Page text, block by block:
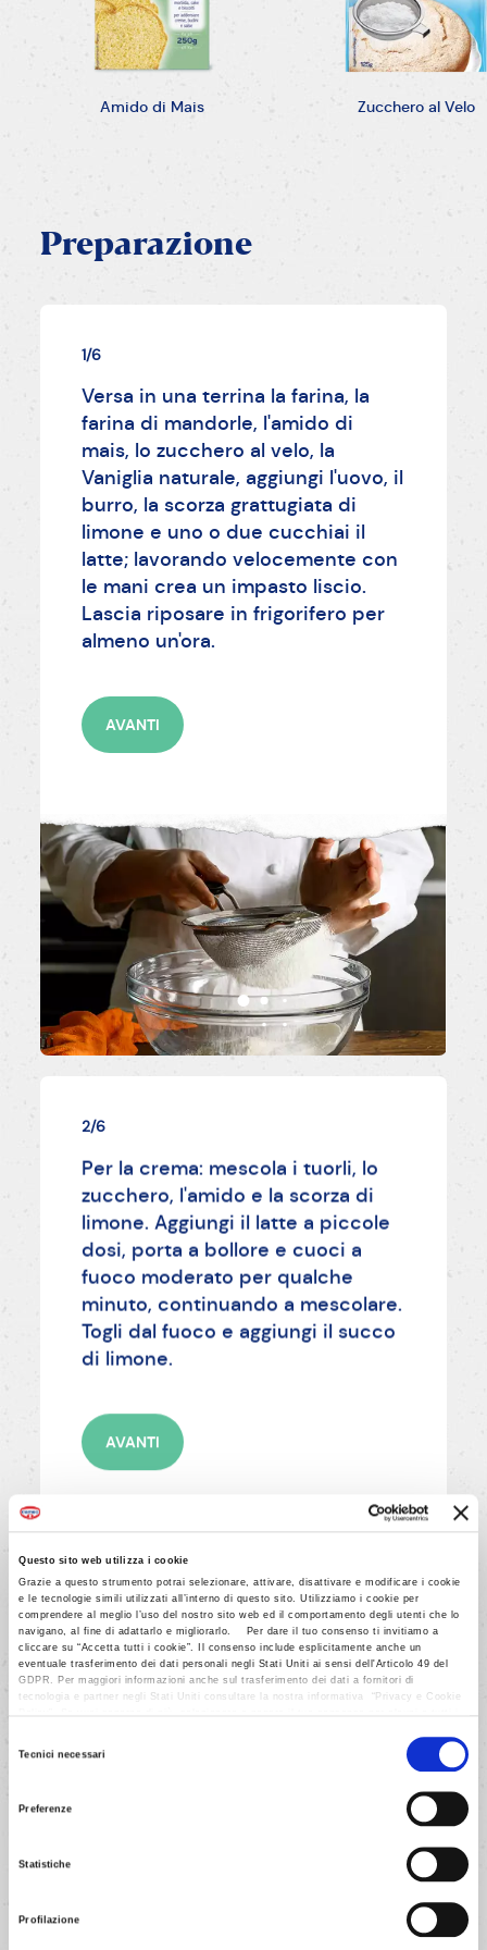
Questo sito web utilizza i cookie
Grazie a questo strumento potrai selezionare, attivare, disattivare e modificare i cookie
e le tecnologie simili utilizzati all’interno di questo sito. Utilizziamo i cookie per
comprendere al meglio l’uso del nostro sito web ed il comportamento degli utenti che lo
navigano, al fine di adattarlo e migliorarlo. Per dare il tuo consenso ti invitiamo a
cliccare su “Accetta tutti i cookie”. Il consenso include esplicitamente anche un
eventuale trasferimento dei dati personali negli Stati Uniti ai sensi dell'Articolo 49 del
GDPR. Per maggiori informazioni anche sul trasferimento dei dati a fornitori di
tecnologia e partner negli Stati Uniti consultare la nostra informativa “Privacy e Cookie
Tecnici necessari
Preferenze
Statistiche
Profilazione
Amido di Mais Zucchero al Velo
Preparazione
1/6
Versa in una terrina la farina, la
farina di mandorle, l'amido di
mais, lo zucchero al velo, la
Vaniglia naturale, aggiungi l'uovo, il
burro, la scorza grattugiata di
limone e uno o due cucchiai il
latte; lavorando velocemente con
le mani crea un impasto liscio.
Lascia riposare in frigorifero per
almeno un'ora.
AVANTI
2/6
Per la crema: mescola i tuorli, lo
zucchero, l'amido e la scorza di
limone. Aggiungi il latte a piccole
dosi, porta a bollore e cuoci a
fuoco moderato per qualche
minuto, continuando a mescolare.
Togli dal fuoco e aggiungi il succo
di limone.
AVANTI